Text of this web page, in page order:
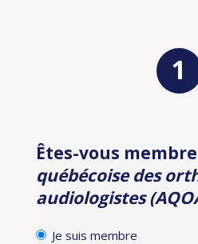
Êtes-vous
québécoise des
audiologistes
Je suis membre